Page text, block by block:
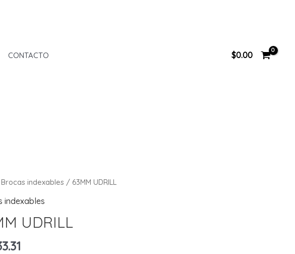
CONTACTO $0.00
Brocas indexables / 63MM UDRILL
indexables
UDRILL